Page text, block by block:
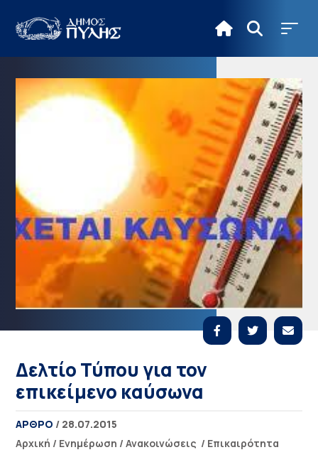
Δελτίο Τύπου για τον
επικείμενο καύσωνα
ΑΡΘΡΟ / 28.07.2015
Αρχική / Ενημέρωση /Ανακοινώσεις / Επικαιρότητα